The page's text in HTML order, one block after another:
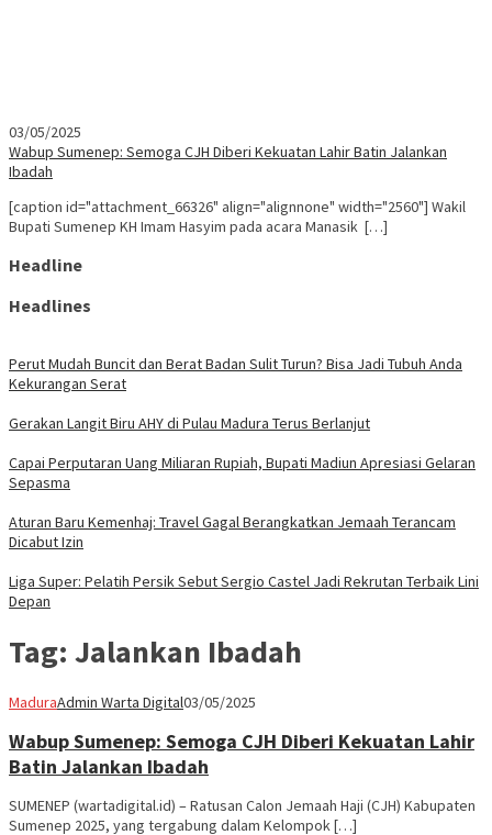
03/05/2025
Wabup Sumenep: Semoga CJH Diberi Kekuatan Lahir Batin Jalankan
Ibadah
[caption id="attachment_66326" align="alignnone" width="2560"] Wakil
Bupati Sumenep KH Imam Hasyim pada acara Manasik […]
Headline
Headlines
Perut Mudah Buncit dan Berat Badan Sulit Turun? Bisa Jadi Tubuh Anda
Kekurangan Serat
Gerakan Langit Biru AHY di Pulau Madura Terus Berlanjut
Capai Perputaran Uang Miliaran Rupiah, Bupati Madiun Apresiasi Gelaran
Sepasma
Aturan Baru Kemenhaj: Travel Gagal Berangkatkan Jemaah Terancam
Dicabut Izin
Liga Super: Pelatih Persik Sebut Sergio Castel Jadi Rekrutan Terbaik Lini
Depan
Tag: Jalankan Ibadah
MaduraAdmin Warta Digital03/05/2025
Wabup Sumenep: Semoga CJH Diberi Kekuatan Lahir
Batin Jalankan Ibadah
SUMENEP (wartadigital.id) – Ratusan Calon Jemaah Haji (CJH) Kabupaten
Sumenep 2025, yang tergabung dalam Kelompok […]